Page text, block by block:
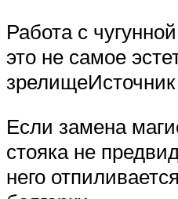
Работа с
это не самое
Если замена
стояка не
него